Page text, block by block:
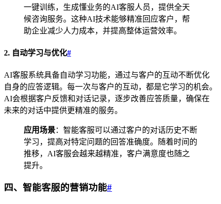
一键训练，生成懂业务的AI客服人员，提供全天
候咨询服务。这种AI技术能够精准回应客户，帮
助企业减少人力成本，并提高整体运营效率。
2. 自动学习与优化#
AI客服系统具备自动学习功能，通过与客户的互动不断优化
自身的应答逻辑。每一次与客户的互动，都是它学习的机会。
AI会根据客户反馈和对话记录，逐步改善应答质量，确保在
未来的对话中提供更精准的服务。
应用场景：智能客服可以通过客户的对话历史不断
学习，提高对特定问题的回答准确度。随着时间的
推移，AI客服会越来越精准，客户满意度也随之
提升。
四、智能客服的营销功能#